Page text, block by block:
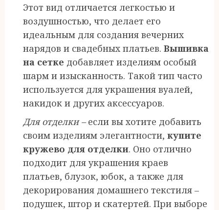
Этот вид отличается легкостью и
воздушностью, что делает его
идеальным для создания вечерних
нарядов и свадебных платьев. Вышивка
на сетке добавляет изделиям особый
шарм и изысканность. Такой тип часто
используется для украшения вуалей,
накидок и других аксессуаров.
Для отделки –если вы хотите добавить
своим изделиям элегантности, купите
кружево для отделки. Оно отлично
подходит для украшения краев
платьев, блузок, юбок, а также для
декорирования домашнего текстиля –
подушек, штор и скатертей. При выборе